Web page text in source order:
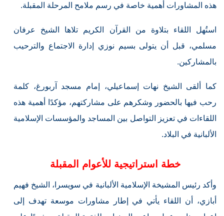
هذه المشاورات أهمية خاصة في رسم ملامح المرحلة المقبلة.
استُهل اللقاء بتلاوة من القرآن الكريم تلاها الشيخ عرفان
مسلمي، قبل أن يتولى بسيم نوزي إدارة الاجتماع والترحيب
بالمشاركين.
كما ألقى الشيخ نهات إسماعيلي، إمام مسجد آربورغ، كلمة
رحب فيها بالحضور وشكرهم على مشاركتهم، مؤكدًا أهمية هذه
اللقاءات في تعزيز التواصل بين المساجد والمؤسسات الإسلامية
الألبانية في البلاد.
خطة استراتيجية للأعوام المقبلة
وأكد رئيس المشيخة الإسلامية الألبانية في سويسرا، الشيخ فهيم
أبازي، أن اللقاء يأتي في إطار مشاورات موسعة تهدف إلى